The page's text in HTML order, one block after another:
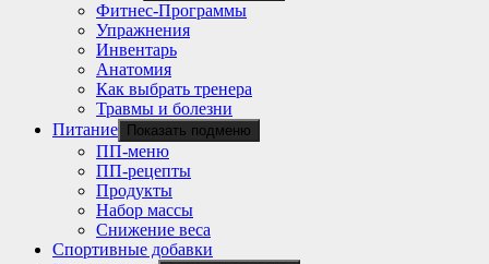
Фитнес-Программы
Упражнения
Инвентарь
Анатомия
Как выбрать тренера
Травмы и болезни
Питание
Показать подменю
ПП-меню
ПП-рецепты
Продукты
Набор массы
Снижение веса
Спортивные добавки